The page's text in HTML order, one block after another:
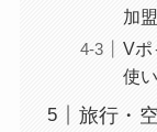
加
Vポ
使
旅行・